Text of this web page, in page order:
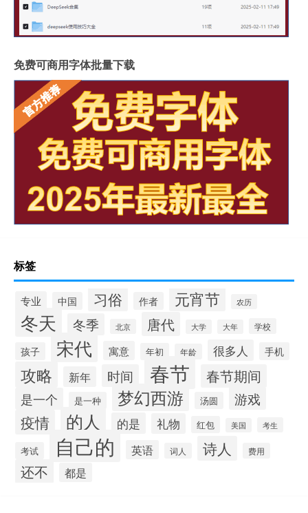
免费可商用字体批量下载
标签
专业 中国 习俗 作者 元宵节 农历
冬天 冬季 北京 唐代 大学 大年 学校
孩子 宋代 寓意 年初 年龄 很多人 手机
攻略 新年 时间 春节 春节期间
是一个 是一种 梦幻西游 汤圆 游戏
疫情 的人 的是 礼物 红包 美国 考生
考试 自己的 英语 词人 诗人 费用
还不 都是